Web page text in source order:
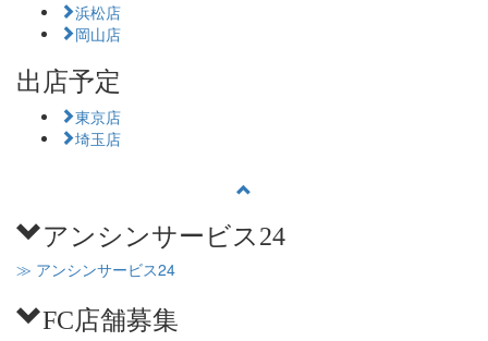
浜松店
岡山店
出店予定
東京店
埼玉店
アンシンサービス24
≫ アンシンサービス24
FC店舗募集